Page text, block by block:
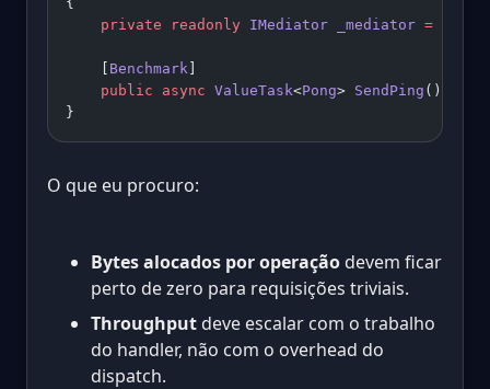
    private
readonly IMediator _mediator =
    [
Benchmark ]
    public
async ValueTask<Pong> SendPing ()
}
O que eu procuro:
Bytes alocados por operação devem ficar
perto de zero para requisições triviais.
Throughput deve escalar com o trabalho
do handler, não com o overhead do
dispatch.